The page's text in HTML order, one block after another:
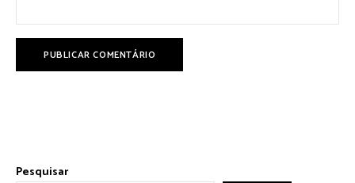
Pesquisar